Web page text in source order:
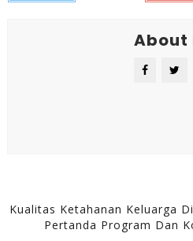
About
Kualitas Ketahanan Keluarga
Pertanda Program Dan